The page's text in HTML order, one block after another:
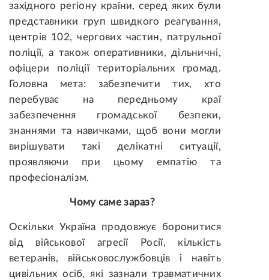
західного регіону країни, серед яких були
представники груп швидкого реагування,
центрів 102, чергових частин, патрульної
поліції, а також оперативники, дільничні,
офіцери поліції територіальних громад.
Головна мета: забезпечити тих, хто
перебуває на передньому краї
забезпечення громадської безпеки,
знаннями та навичками, щоб вони могли
вирішувати такі делікатні ситуації,
проявляючи при цьому емпатію та
професіоналізм.
Чому саме зараз?
Оскільки Україна продовжує боронитися
від військової агресії Росії, кількість
ветеранів, військовослужбовців і навіть
цивільних осіб, які зазнали травматичних